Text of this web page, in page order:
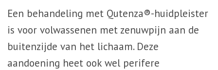
Een behandeling met Qutenza®-huidpleister
is voor volwassenen met zenuwpijn aan de
buitenzijde van het lichaam. Deze
aandoening heet ook wel perifere